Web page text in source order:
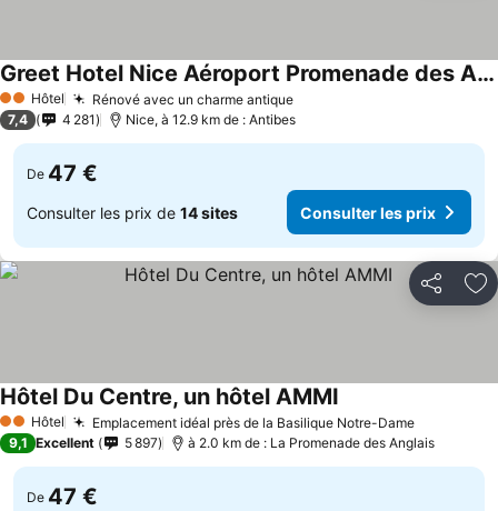
2 Étoiles
Hôtel Rénové avec un charme antiqueConsulter les prix
Greet Hotel Nice Aéroport Promenade des Anglais
Consulter les prix
7,4 4 281 Nice, à 12.9 km de : Antibes
De 47 €
Consulter les prix de 14 sites Consulter les prix
Partager
2 Étoiles
Hôtel Emplacement idéal près de la Basilique Notre-Dame
Hôtel Du Centre, un hôtel AMMI
9,1 Excellent 5 897 à 2.0 km de : La Promenade des Anglais
De 47 €